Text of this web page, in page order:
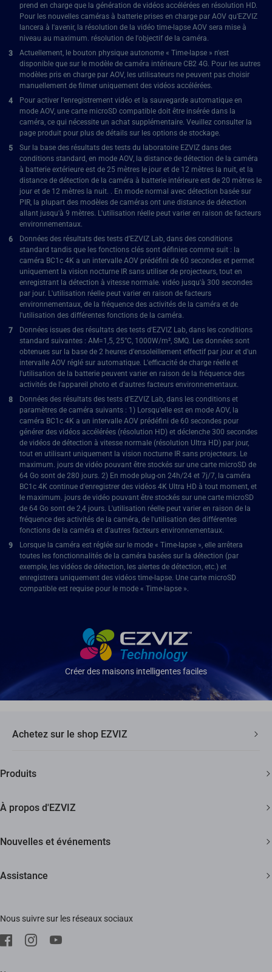
prend en charge que la génération de vidéos accélérées en résolution HD.
Pour les nouvelles caméras à batterie prises en charge par AOV qu'EZVIZ
lancera à l'avenir, la résolution de la vidéo time-lapse AOV sera mise à
niveau au maximum. résolution de l'objectif de la caméra.
Actuellement, le bouton physique autonome « ​​Time-lapse » n'est
disponible que sur le modèle de caméra intérieure CB2 4G. Pour les autres
modèles pris en charge par AOV, les utilisateurs ne peuvent pas choisir
manuellement de filmer uniquement des vidéos accélérées.
Pour activer l'enregistrement vidéo et la sauvegarde automatique en
mode AOV, une carte microSD compatible doit être insérée dans la
caméra, ce qui nécessite un achat supplémentaire. Veuillez consulter la
page produit pour plus de détails sur les options de stockage.
Sur la base des résultats des tests du laboratoire EZVIZ dans des
conditions standard, en mode AOV, la distance de détection de la caméra
à batterie extérieure est de 25 mètres le jour et de 12 mètres la nuit, et la
distance de détection de la caméra à batterie intérieure est de 20 mètres le
jour et de 12 mètres la nuit. . En mode normal avec détection basée sur
PIR, la plupart des modèles de caméras ont une distance de détection
allant jusqu'à 9 mètres. L'utilisation réelle peut varier en raison de facteurs
environnementaux.
Données des résultats des tests d'EZVIZ Lab, dans des conditions
standard tandis que les fonctions clés sont définies comme suit : la
caméra BC1c 4K a un intervalle AOV prédéfini de 60 secondes et permet
uniquement la vision nocturne IR sans utiliser de projecteurs, tout en
enregistrant la détection à vitesse normale. vidéo jusqu'à 300 secondes
par jour. L'utilisation réelle peut varier en raison de facteurs
environnementaux, de la fréquence des activités de la caméra et de
l'utilisation des différentes fonctions de la caméra.
Données issues des résultats des tests d'EZVIZ Lab, dans les conditions
standard suivantes : AM=1,5, 25°C, 1000W/m², SMQ. Les données sont
obtenues sur la base de 2 heures d'ensoleillement effectif par jour et d'un
intervalle AOV réglé sur automatique. L'efficacité de charge réelle et
l'utilisation de la batterie peuvent varier en raison de la fréquence des
activités de l'appareil photo et d'autres facteurs environnementaux.
Données des résultats des tests d'EZVIZ Lab, dans les conditions et
paramètres de caméra suivants : 1) Lorsqu'elle est en mode AOV, la
caméra BC1c 4K a un intervalle AOV prédéfini de 60 secondes pour
générer des vidéos accélérées (résolution HD) et déclenche 300 secondes
de vidéos de détection à vitesse normale (résolution Ultra HD) par jour,
tout en utilisant uniquement la vision nocturne IR sans projecteurs. Le
maximum. jours de vidéo pouvant être stockés sur une carte microSD de
64 Go sont de 280 jours. 2) En mode plug-on 24h/24 et 7j/7, la caméra
BC1c 4K continue d'enregistrer des vidéos 4K Ultra HD à tout moment, et
le maximum. jours de vidéo pouvant être stockés sur une carte microSD
de 64 Go sont de 2,4 jours. L'utilisation réelle peut varier en raison de la
fréquence des activités de la caméra, de l'utilisation des différentes
fonctions de la caméra et d'autres facteurs environnementaux.
Lorsque la caméra est réglée sur le mode « Time-lapse », elle arrêtera
toutes les fonctionnalités de la caméra basées sur la détection (par
exemple, les vidéos de détection, les alertes de détection, etc.) et
enregistrera uniquement des vidéos time-lapse. Une carte microSD
compatible est requise pour le mode « Time-lapse ».
Créer des maisons intelligentes faciles
Achetez sur le shop EZVIZ
Garantie de Remboursement de 30 Jours
Produits
À propos d'EZVIZ
Trust Center
Nouvelles et événements
Assistance
Télécharger
SAV
Nous suivre sur les réseaux sociaux